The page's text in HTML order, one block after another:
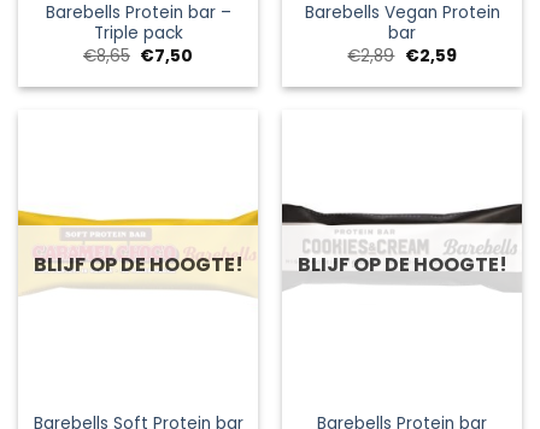
Barebells Protein bar –
Triple pack
€8,65 Oorspronkelijke
prijs
was:
€7,50
is:
Barebells Vegan Protein
bar
€2,89 Oorspronkelijke
prijs
was:
€2,59Huidige
is:
BLIJF OP DE HOOGTE!
Barebells Soft Protein bar
BLIJF OP DE HOOGTE!
Barebells Protein bar